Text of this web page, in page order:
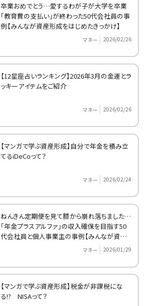
卒業おめでとう…愛するわが子が大学を卒業
「教育費の支払い」が終わった50代会社員の事
例【みんなが資産形成をはじめたきっかけ】
マネー 2026/02/26
【12星座占いランキング】2026年3月の金運とラ
ッキーアイテムをご紹介
マネー 2026/02/26
【マンガで学ぶ資産形成】自分で年金を積み立
てるiDeCoって？
マネー 2026/02/24
ねんきん定期便を見て膝から崩れ落ちました…
「年金プラスアルファ」の収入確保を目指す50
代会社員と個人事業主の事例【みんなが資産
マネー 2026/01/29
【マンガで学ぶ資産形成】税金が非課税にな
る!? NISAって？